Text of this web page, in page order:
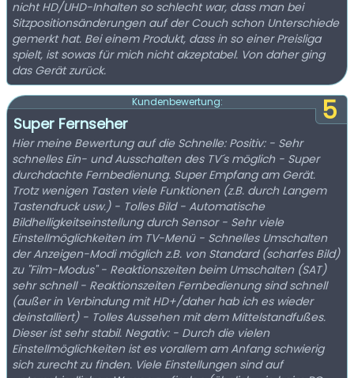
nicht HD/UHD-Inhalten so schlecht war, dass man bei
Sitzpositionsänderungen auf der Couch schon Unterschiede
gemerkt hat. Bei einem Produkt, dass in so einer Preisliga
spielt, ist sowas für mich nicht akzeptabel. Von daher ging
das Gerät zurück.
5
Kundenbewertung:
Super Fernseher
Hier meine Bewertung auf die Schnelle: Positiv: - Sehr
schnelles Ein- und Ausschalten des TV´s möglich - Super
durchdachte Fernbedienung. Super Empfang am Gerät.
Trotz wenigen Tasten viele Funktionen (z.B. durch Langem
Tastendruck usw.) - Tolles Bild - Automatische
Bildhelligkeitseinstellung durch Sensor - Sehr viele
Einstellmöglichkeiten im TV-Menü - Schnelles Umschalten
der Anzeigen-Modi möglich z.B. von Standard (scharfes Bild)
zu "Film-Modus" - Reaktionszeiten beim Umschalten (SAT)
sehr schnell - Reaktionszeiten Fernbedienung sind schnell
(außer in Verbindung mit HD+/daher hab ich es wieder
deinstalliert) - Tolles Aussehen mit dem Mittelstandfußes.
Dieser ist sehr stabil. Negativ: - Durch die vielen
Einstellmöglichkeiten ist es vorallem am Anfang schwierig
sich zurecht zu finden. Viele Einstellungen sind auf